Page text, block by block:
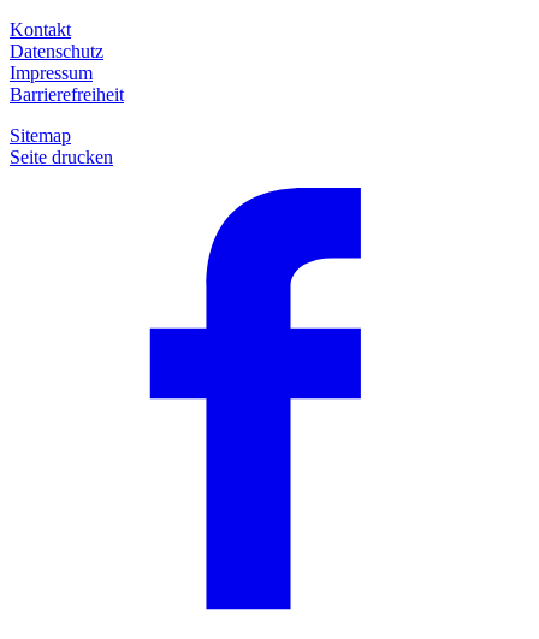
Kontakt
Datenschutz
Impressum
Barrierefreiheit
Sitemap
Seite drucken